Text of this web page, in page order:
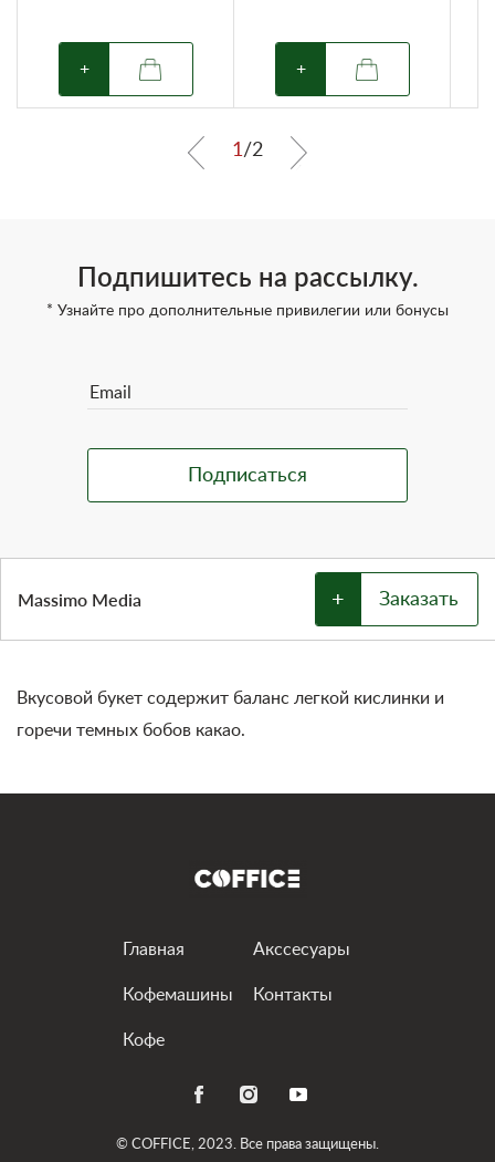
+ +
1/2
Подпишитесь на рассылку.
* Узнайте про дополнительные привилегии или бонусы
Massimo Media + Заказать
Вкусовой букет содержит баланс легкой кислинки и
горечи темных бобов какао.
Главная
Кофемашины
Кофе
Акссесуары
Контакты
© COFFICE, 2023. Все права защищены.